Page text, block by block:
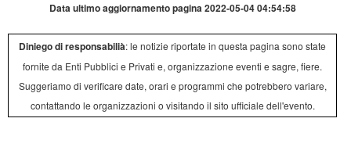
Data ultimo aggiornamento pagina 2022-05-04 04:54:58
Diniego di responsabilià: le notizie riportate in questa pagina sono state
fornite da Enti Pubblici e Privati e, organizzazione eventi e sagre, fiere.
Suggeriamo di verificare date, orari e programmi che potrebbero variare,
contattando le organizzazioni o visitando il sito ufficiale dell'evento.